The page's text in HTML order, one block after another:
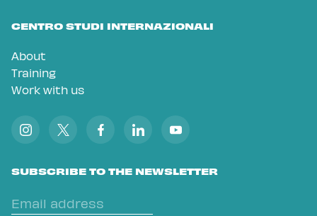
CENTRO STUDI INTERNAZIONALI
About
Training
Work with us
SUBSCRIBE TO THE NEWSLETTER